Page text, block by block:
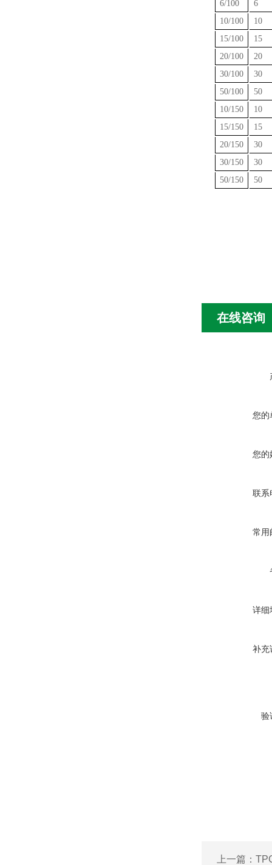
6/100
6
10/100
10
15/100
15
20/100
20
30/100
30
50/100
50
10/150
10
15/150
15
20/150
30
30/150
30
50/150
50
在线咨询
您的
您的
联系
常用
详细
补充
验
上一篇：